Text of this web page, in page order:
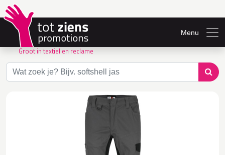
Groot in textiel en reclame
Menu